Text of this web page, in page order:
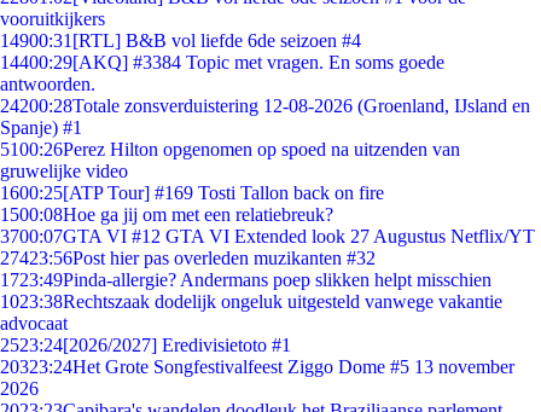
vooruitkijkers
14900:31 [RTL] B&B vol liefde 6de seizoen #4
14400:29[AKQ] #3384 Topic met vragen. En soms goede
antwoorden.
24200:28Totale zonsverduistering 12-08-2026 (Groenland, IJsland en
Spanje) #1
5100:26Perez Hilton opgenomen op spoed na uitzenden van
gruwelijke video
1600:25[ATP Tour] #169 Tosti Tallon back on fire
1500:08Hoe ga jij om met een relatiebreuk?
3700:07GTA VI #12 GTA VI Extended look 27 Augustus Netflix/YT
27423:56Post hier pas overleden muzikanten #32
1723:49Pinda-allergie? Andermans poep slikken helpt misschien
1023:38Rechtszaak dodelijk ongeluk uitgesteld vanwege vakantie
advocaat
2523:24[2026/2027] Eredivisietoto #1
20323:24Het Grote Songfestivalfeest Ziggo Dome #5 13 november
2026